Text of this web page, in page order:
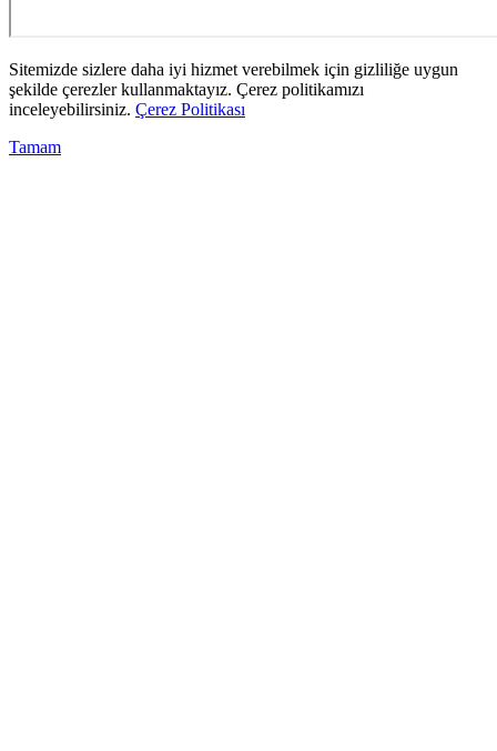
Sitemizde sizlere daha iyi hizmet verebilmek için gizliliğe uygun
şekilde çerezler kullanmaktayız. Çerez politikamızı
inceleyebilirsiniz. Çerez Politikası
Tamam